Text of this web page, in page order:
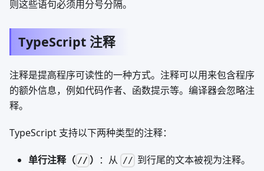
则这些语句必须用分号分隔。
TypeScript 注释
注释是提高程序可读性的一种方式。注释可以用来包含程序
的额外信息，例如代码作者、函数提示等。编译器会忽略注
释。
TypeScript 支持以下两种类型的注释：
单行注释（ // ） ：从 // 到行尾的文本被视为注释。